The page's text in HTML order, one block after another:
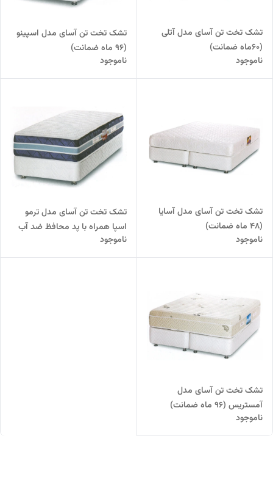
تشک تخت تن آسای مدل آتلی
(60ماه ضمانت)
ناموجود
تشک تخت تن آسای مدل اسپینو
(96 ماه ضمانت)
ناموجود
تشک تخت تن آسای مدل آسایا
(48 ماه ضمانت)
ناموجود
تشک تخت تن آسای مدل ترمو
اسپا همراه با پد محافظ ضد آب
(108 ماه ضمانت)
ناموجود
تشک تخت تن آسای مدل
آمستریس (96 ماه ضمانت)
ناموجود